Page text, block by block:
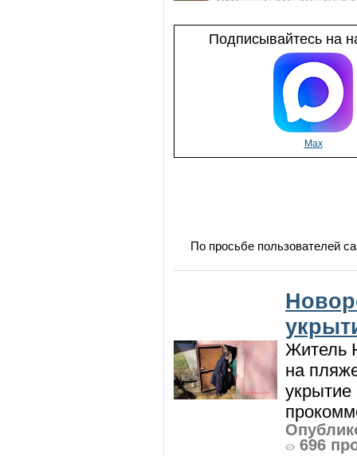
Подписывайтесь на
Max
По просьбе пользователей
Житель
на
696